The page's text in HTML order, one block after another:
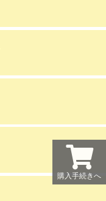
購入手続きへ